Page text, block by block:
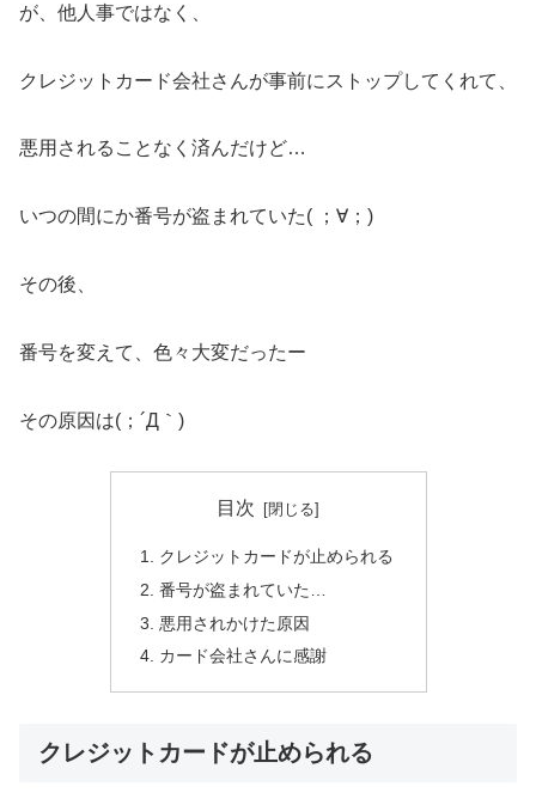
が、他人事ではなく、
クレジットカード会社さんが事前にストップしてくれて、
悪用されることなく済んだけど…
いつの間にか番号が盗まれていた( ；∀；)
その後、
番号を変えて、色々大変だったー
その原因は(；´Д｀)
目次
クレジットカードが止められる
番号が盗まれていた…
悪用されかけた原因
カード会社さんに感謝
クレジットカードが止められる